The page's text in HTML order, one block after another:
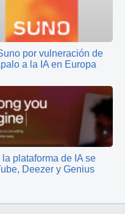
por vulneración de
a la IA en Europa
plataforma de IA se
Deezer y Genius